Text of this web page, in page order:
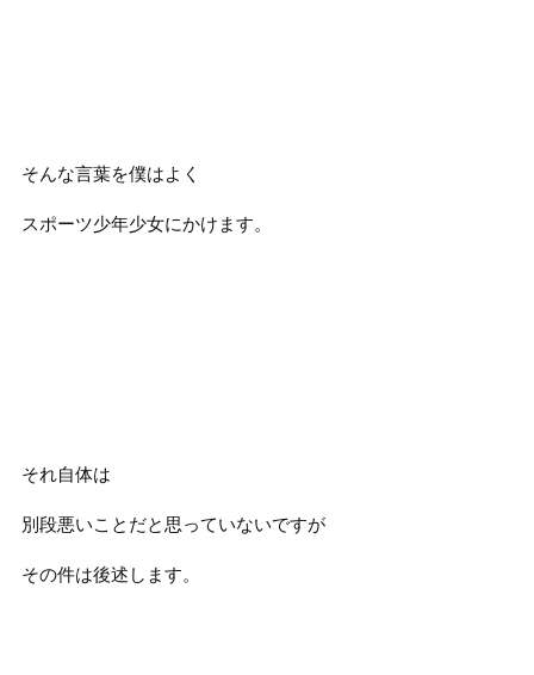
そんな言葉を僕はよく
スポーツ少年少女にかけます。
それ自体は
別段悪いことだと思っていないですが
その件は後述します。